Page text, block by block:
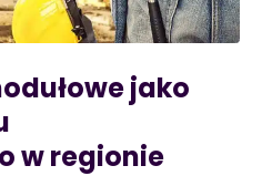
jako
w regionie